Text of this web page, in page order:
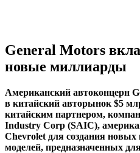
General Motors
новые миллиарды
Американский автоконцерн
в китайский авторынок $5
китайским партнером,
Industry Corp (SAIC),
Chevrolet для создания
моделей, предназначенных